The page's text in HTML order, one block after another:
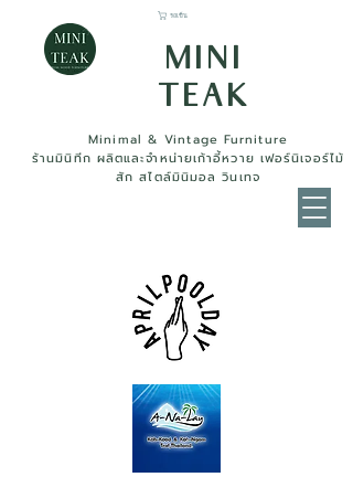
MINI
TEAK
Minimal & Vintage Furniture
ร้านมินิทีก ผลิตและจำหน่ายเก้าอี้หวาย เฟอร์นิเจอร์ไม้
สัก สไตล์มินิมอล วินเทจ
รถเข็น